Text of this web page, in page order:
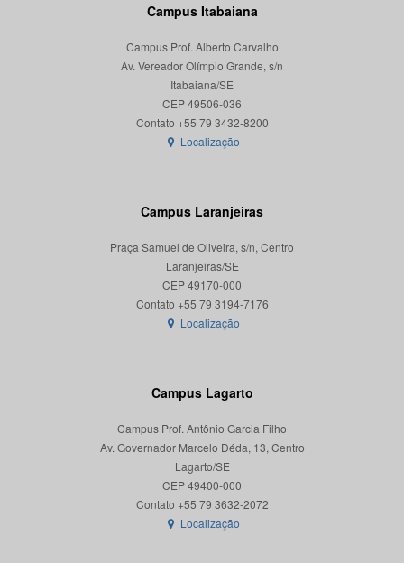
Campus Itabaiana
Campus Prof. Alberto Carvalho
Av. Vereador Olímpio Grande, s/n
Itabaiana/SE
CEP 49506-036
Localização
Campus Laranjeiras
Praça Samuel de Oliveira, s/n, Centro
Laranjeiras/SE
CEP 49170-000
Localização
Campus Lagarto
Campus Prof. Antônio Garcia Filho
Av. Governador Marcelo Déda, 13, Centro
Lagarto/SE
CEP 49400-000
Localização